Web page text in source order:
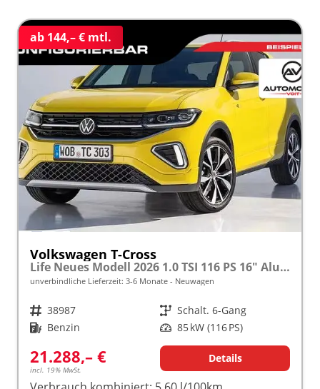
ab 144,– € mtl.
Volkswagen T-Cross
Life Neues Modell 2026 1.0 TSI 116 PS 16" Alu, Parksensoren vo/hi, LED-Scheinwerfer, Radio Composition 8", App-Connect, Klima, M-Lederlenkrad, Digitales Cockpit, Müdigkeitserkennung, Dachreling, Lane Assist, Armlehne vorn
unverbindliche Lieferzeit: 3-6 Monate Neuwagen
Fahrzeugnr. 38987 Getriebe Schalt. 6-Gang
Kraftstoff Benzin Leistung 85 kW (116 PS)
21.288,– €
incl. 19% MwSt.
Details